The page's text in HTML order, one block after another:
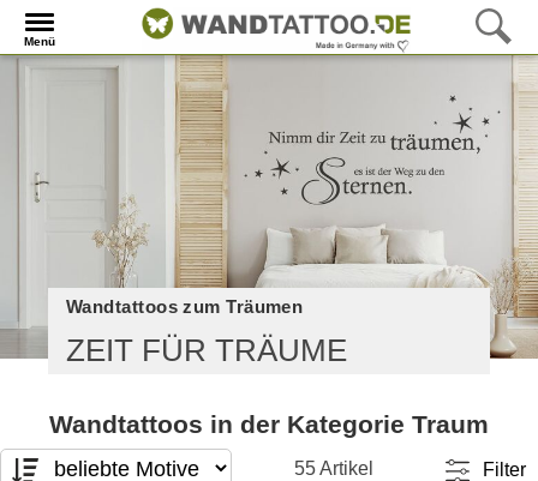
Menü
Wandtattoos zum Träumen
ZEIT FÜR TRÄUME
Wandtattoos in der Kategorie Traum
55 Artikel Filter